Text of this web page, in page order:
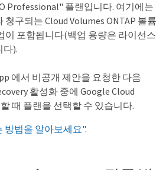
Professional" 플랜입니다. 여기에는
청구되는 Cloud Volumes ONTAP 볼륨
이 포함됩니다(백업 용량은 라이선스
다).
에서 비공개 제안을 요청한 다음
활성화 중에 Google Cloud
때 플랜을 선택할 수 있습니다.
방법을 알아보세요".